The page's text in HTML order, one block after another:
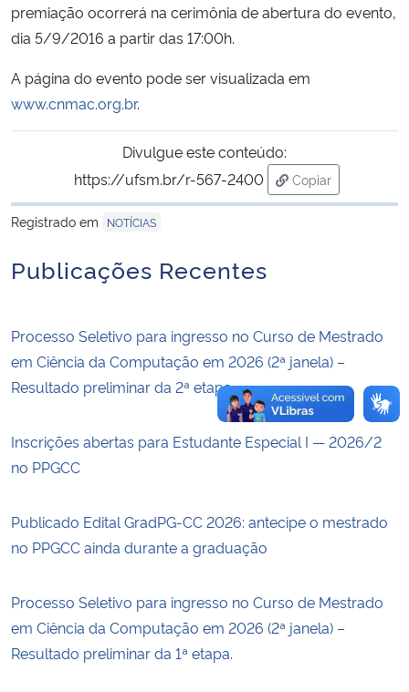
Secretaria-Geral
Gabinete de Segurança Institucional
Advocacia-Geral da União
Banco Central do Brasil
premiação ocorrerá na cerimônia de abertura do evento,
dia 5/9/2016 a partir das 17:00h.
A página do evento pode ser visualizada em
www.cnmac.org.br.
Divulgue este conteúdo:
https://ufsm.br/r-567-2400
Copiar
para área de
Registrado em
NOTÍCIAS
Publicações Recentes
Processo Seletivo para ingresso no Curso de Mestrado
em Ciência da Computação em 2026 (2ª janela) –
Resultado preliminar da 2ª etapa.
Inscrições abertas para Estudante Especial I — 2026/2
no PPGCC
Publicado Edital GradPG-CC 2026: antecipe o mestrado
no PPGCC ainda durante a graduação
Processo Seletivo para ingresso no Curso de Mestrado
em Ciência da Computação em 2026 (2ª janela) –
Resultado preliminar da 1ª etapa.